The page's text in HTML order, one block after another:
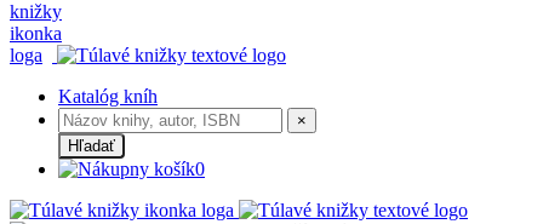
Katalóg kníh
×
Hľadať
0